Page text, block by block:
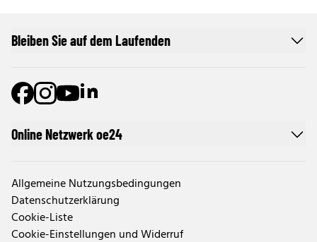
Online Netzwerk oe24
Allgemeine Nutzungsbedingungen
Datenschutzerklärung
Cookie-Liste
Cookie-Einstellungen und Widerruf
Bleiben Sie auf dem Laufenden